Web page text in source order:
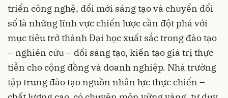
triển công nghệ, đổi mới sáng tạo và chuyển đổi
số là những lĩnh vực chiến lược cần đột phá với
mục tiêu trở thành Đại học xuất sắc trong đào tạo
– nghiên cứu – đổi sáng tạo, kiến tạo giá trị thực
tiễn cho cộng đồng và doanh nghiệp. Nhà trường
tập trung đào tạo nguồn nhân lực thực chiến –